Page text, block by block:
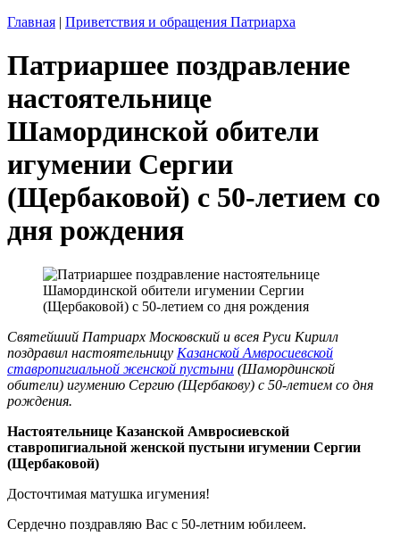
Главная | Приветствия и обращения Патриарха
Патриаршее поздравление
настоятельнице
Шамординской обители
игумении Сергии
(Щербаковой) с 50-летием со
дня рождения
Святейший Патриарх Московский и всея Руси Кирилл
поздравил настоятельницу Казанской Амвросиевской
ставропигиальной женской пустыни (Шамординской
обители) игумению Сергию (Щербакову) с 50-летием со дня
рождения.
Настоятельнице Казанской Амвросиевской
ставропигиальной женской пустыни игумении Сергии
(Щербаковой)
Досточтимая матушка игумения!
Сердечно поздравляю Вас с 50-летним юбилеем.